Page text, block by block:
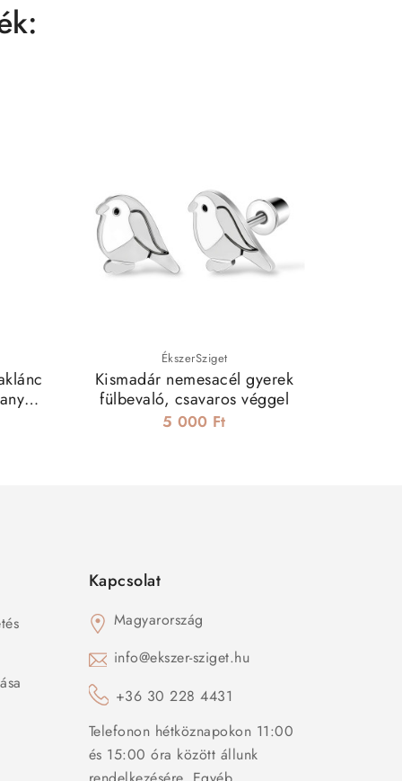
ÉkszerSziget
Kismadár nemesacél gyerek
fülbevaló, csavaros véggel
5 000 Ft
Kapcsolat
Magyarország
info@ekszer-sziget.hu
+36 30 228 4431
Telefonon hétköznapokon 11:00
és 15:00 óra között állunk